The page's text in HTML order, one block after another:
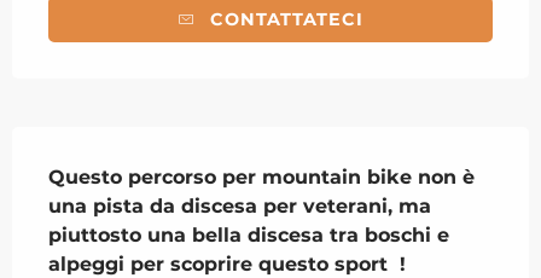
CONTATTATECI
Questo percorso per mountain bike non è
una pista da discesa per veterani, ma
piuttosto una bella discesa tra boschi e
alpeggi per scoprire questo sport  !